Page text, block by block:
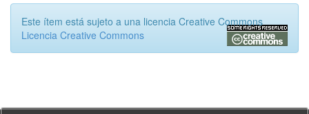
Este ítem está sujeto a una licencia Creative Commons
Licencia Creative Commons